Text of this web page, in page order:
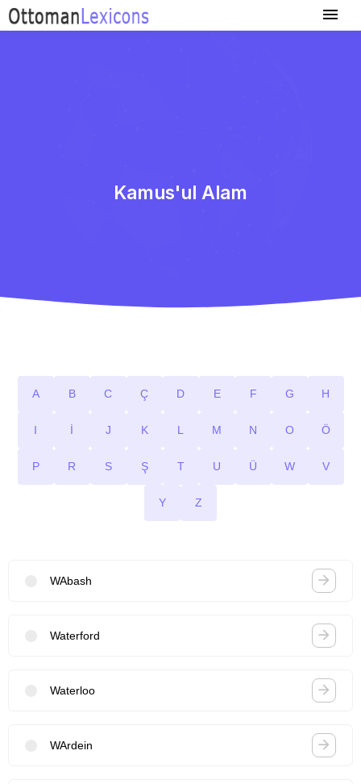
Kamus'ul Alam
A B C Ç D E F G H
I İ J K L M N O Ö
P R S Ş T U Ü W V
Y Z
WAbash
Waterford
Waterloo
WArdein